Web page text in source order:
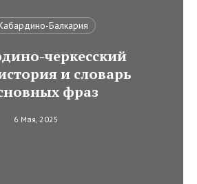
Балкария
черкесский
и словарь
фраз
6 Мая, 2025